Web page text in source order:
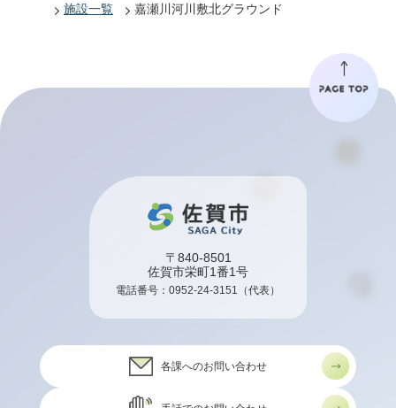
施設一覧
嘉瀬川河川敷北グラウンド
〒840-8501
佐賀市栄町1番1号
電話番号： 0952-24-3151 （代表）
各課へのお問い合わせ